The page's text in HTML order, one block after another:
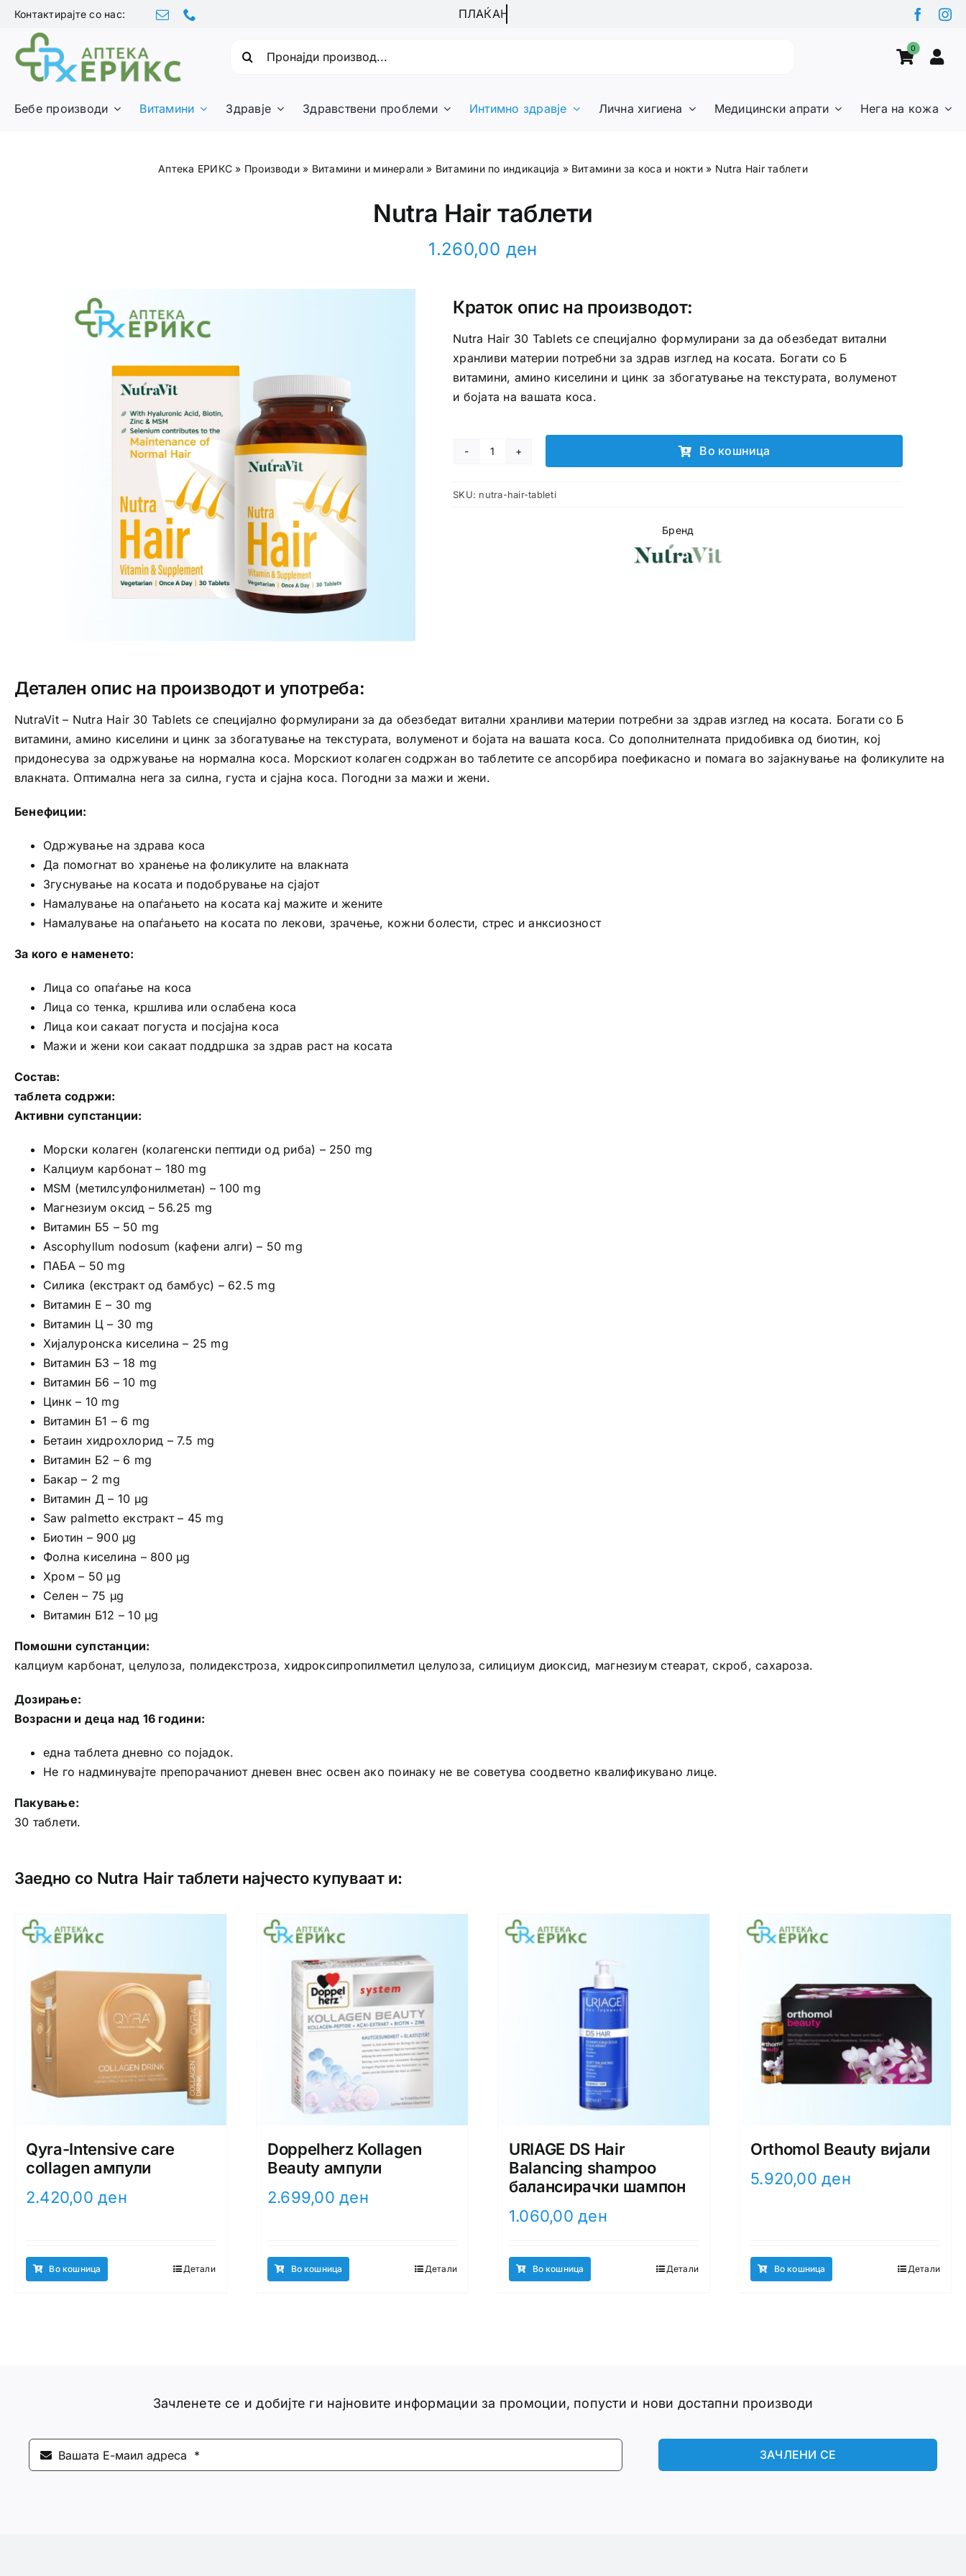
Skip
content
Контактирајте со нас:
0
Бебе производи Витамини Здравје Здравствени проблеми Интимно здравје Лична хигиена Медицински апрати Нега на кожа
Аптека ЕРИКС » Производи» Витамини и минерали » Витамини по индикација » Витамини за коса и нокти» Nutra Hair таблети
Nutra Hair таблети
1.260,00 ден
Краток опис на производот:
Nutra Hair 30 Tablets се специјално формулирани за да обезбедат витални
хранливи материи потребни за здрав изглед на косата. Богати со Б
витамини, амино киселини и цинк за збогатување на текстурата, волуменот
и бојата на вашата коса.
Nutra
таблети
Во кошница
SKU: nutra-hair-tableti
Бренд
Детален опис на производот и употреба:
NutraVit – Nutra Hair 30 Tablets се специјално формулирани за да обезбедат витални хранливи материи потребни за здрав изглед на косата. Богати со Б
витамини, амино киселини и цинк за збогатување на текстурата, волуменот и бојата на вашата коса. Со дополнителната придобивка од биотин, кој
придонесува за одржување на нормална коса. Морскиот колаген содржан во таблетите се апсорбира поефикасно и помага во зајакнување на фоликулите на
влакната. Оптимална нега за силна, густа и сјајна коса. Погодни за мажи и жени.
Бенефиции:
Одржување на здрава коса
Да помогнат во хранење на фоликулите на влакната
Згуснување на косата и подобрување на сјајот
Намалување на опаѓањето на косата кај мажите и жените
Намалување на опаѓањето на косата по лекови, зрачење, кожни болести, стрес и анксиозност
За кого е наменето:
Лица со опаѓање на коса
Лица со тенка, кршлива или ослабена коса
Лица кои сакаат погуста и посјајна коса
Мажи и жени кои сакаат поддршка за здрав раст на косата
Состав:
таблета содржи:
Активни супстанции:
Морски колаген (колагенски пептиди од риба) – 250 mg
Калциум карбонат – 180 mg
MSM (метилсулфонилметан) – 100 mg
Магнезиум оксид – 56.25 mg
Витамин Б5 – 50 mg
Ascophyllum nodosum (кафени алги) – 50 mg
ПАБА – 50 mg
Силика (екстракт од бамбус) – 62.5 mg
Витамин Е – 30 mg
Витамин Ц – 30 mg
Хијалуронска киселина – 25 mg
Витамин Б3 – 18 mg
Витамин Б6 – 10 mg
Цинк – 10 mg
Витамин Б1 – 6 mg
Бетаин хидрохлорид – 7.5 mg
Витамин Б2 – 6 mg
Бакар – 2 mg
Витамин Д – 10 µg
Saw palmetto екстракт – 45 mg
Биотин – 900 µg
Фолна киселина – 800 µg
Хром – 50 µg
Селен – 75 µg
Витамин Б12 – 10 µg
Помошни супстанции:
калциум карбонат, целулоза, полидекстроза, хидроксипропилметил целулоза, силициум диоксид, магнезиум стеарат, скроб, сахароза.
Дозирање:
Возрасни и деца над 16 години:
една таблета дневно со појадок.
Не го надминувајте препорачаниот дневен внес освен ако поинаку не ве советува соодветно квалификувано лице.
Пакување:
30 таблети.
Заедно со Nutra Hair таблети најчесто купуваат и:
Qyra-Intensive care
collagen ампули
2.420,00ден
Во кошница Детали
Doppelherz Kollagen
Beauty ампули
2.699,00ден
Во кошница Детали
URIAGE DS Hair
Balancing shampoo
балансирачки шампон
1.060,00ден
Во кошница Детали
Orthomol Beauty вијали
5.920,00ден
Во кошница Детали
Зачленете се и добијте ги најновите информации за промоции, попусти и нови достапни производи
ЗАЧЛЕНИ СЕ